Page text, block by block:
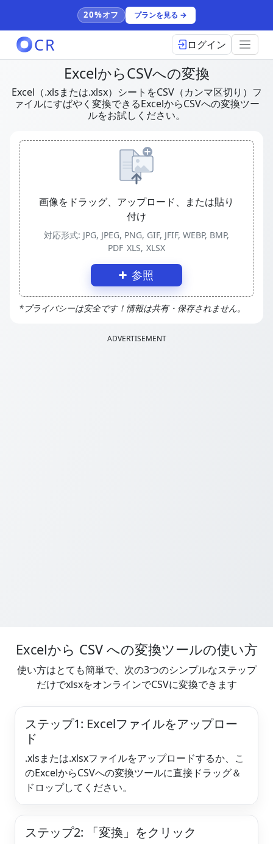
20%オフ プランを見る →
CR ログイン
ExcelからCSVへの変換
Excel（.xlsまたは.xlsx）シートをCSV（カンマ区切り）フ
ァイルにすばやく変換できるExcelからCSVへの変換ツー
ルをお試しください。
画像をドラッグ、アップロード、または貼り
付け
対応形式: JPG, JPEG, PNG, GIF, JFIF, WEBP, BMP,
PDF XLS, XLSX
参照
*プライバシーは安全です！情報は共有・保存されません。
ADVERTISEMENT
Excelから CSV への変換ツールの使い方
使い方はとても簡単で、次の3つのシンプルなステップ
だけでxlsxをオンラインでCSVに変換できます
ステップ1: Excelファイルをアップロー
ド
.xlsまたは.xlsxファイルをアップロードするか、こ
のExcelからCSVへの変換ツールに直接ドラッグ＆
ドロップしてください。
ステップ2: 「変換」をクリック